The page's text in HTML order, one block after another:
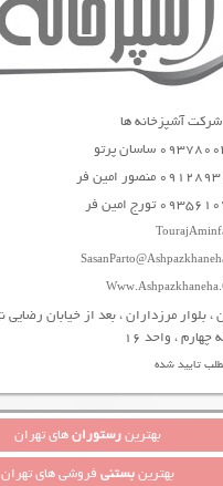
شرکت آشپزخانه ها
، واحد 16
بهترینرستورانهای تهران
بهترینبستنی فروشی های تهران